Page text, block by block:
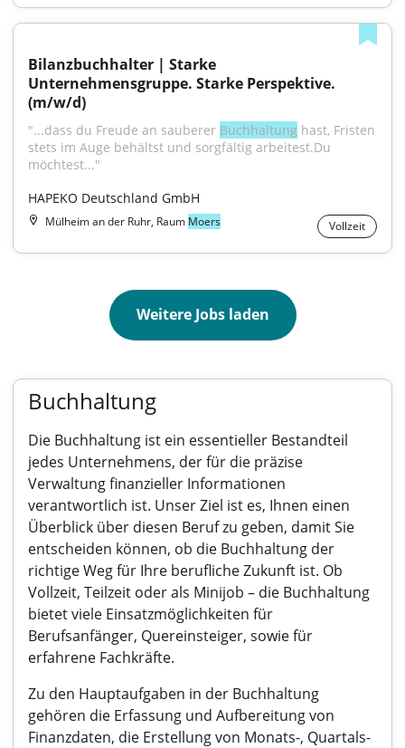
Bilanzbuchhalter | Starke
Unternehmensgruppe. Starke Perspektive.
(m/w/d)
"...dass du Freude an sauberer Buchhaltung hast, Fristen
stets im Auge behältst und sorgfältig arbeitest.Du
möchtest..."
HAPEKO Deutschland GmbH
Mülheim an der Ruhr, Raum Moers Vollzeit
Weitere Jobs laden
Buchhaltung
Die Buchhaltung ist ein essentieller Bestandteil
jedes Unternehmens, der für die präzise
Verwaltung finanzieller Informationen
verantwortlich ist. Unser Ziel ist es, Ihnen einen
Überblick über diesen Beruf zu geben, damit Sie
entscheiden können, ob die Buchhaltung der
richtige Weg für Ihre berufliche Zukunft ist. Ob
Vollzeit, Teilzeit oder als Minijob – die Buchhaltung
bietet viele Einsatzmöglichkeiten für
Berufsanfänger, Quereinsteiger, sowie für
erfahrene Fachkräfte.
Zu den Hauptaufgaben in der Buchhaltung
gehören die Erfassung und Aufbereitung von
Finanzdaten, die Erstellung von Monats-, Quartals-